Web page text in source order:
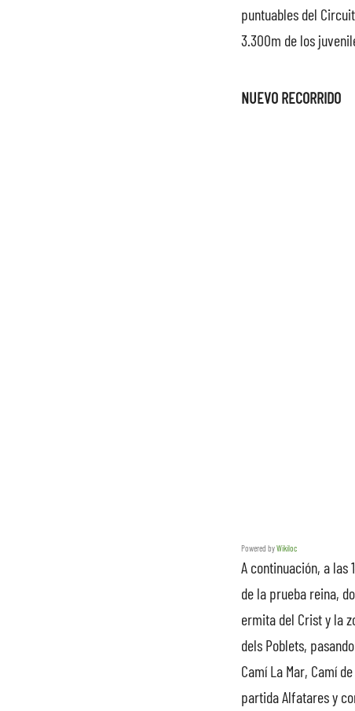
puntuables del
3.300m de los
NUEVO RECORRIDO
Powered byWikiloc
A continuación, a las
de la prueba reina,
ermita del Crist y la
dels Poblets,
Camí La Mar, Camí
partida Alfatares y